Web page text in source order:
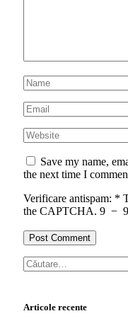
Save my name,
the next time I
Verificare antispam: *
the CAPTCHA. 9 − 9
Caută
după:
Articole recente